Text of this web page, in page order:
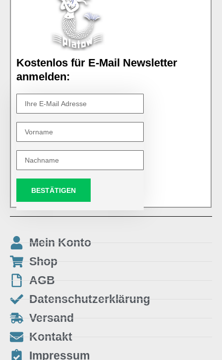
Kostenlos für E-Mail Newsletter
anmelden:
BESTÄTIGEN
Mein Konto
Shop
AGB
Datenschutzerklärung
Versand
Kontakt
Impressum